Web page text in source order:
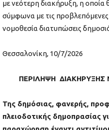
με νεότερη διακήρυξη, η οποία
σύμφωνα με τις
νομοθεσία διατυπώσεις
Θεσσαλονίκη, 10/7/2026
ΠΕΡΙΛΗΨΗ ΔΙΑΚΗΡΥΞΗΣ
Της δημόσιας, φανερής,
πλειοδοτικής δημοπρασίας